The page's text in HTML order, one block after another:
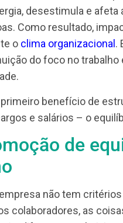
salário está alinhado
que só alguns são
existe um plano de
todas essas
colaboradores.
desestimula e
Como resultado,
oclima
do foco no
primeiro benefício de